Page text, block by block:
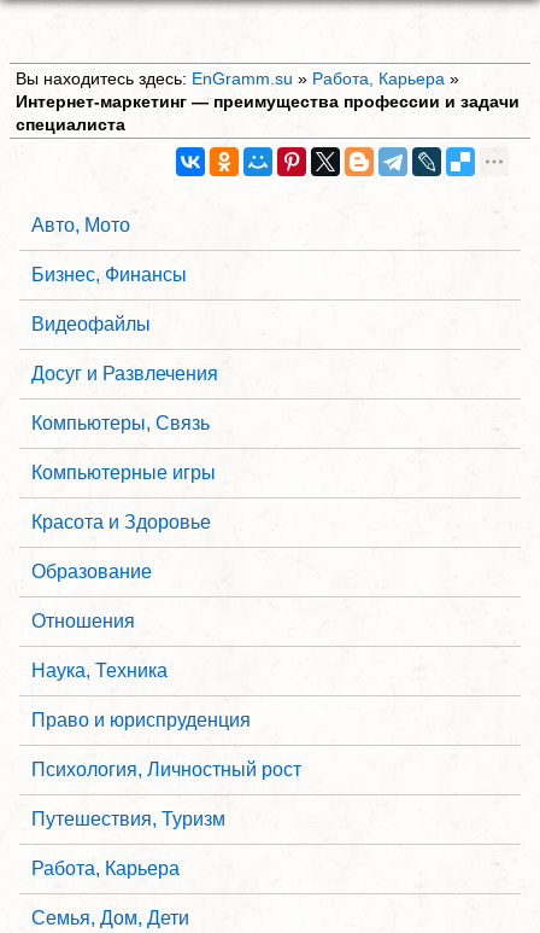
Вы находитесь здесь: EnGramm.su » Работа, Карьера »
Интернет-маркетинг — преимущества профессии и задачи
специалиста
Авто, Мото
Бизнес, Финансы
Видеофайлы
Досуг и Развлечения
Компьютеры, Связь
Компьютерные игры
Красота и Здоровье
Образование
Отношения
Наука, Техника
Право и юриспруденция
Психология, Личностный рост
Путешествия, Туризм
Работа, Карьера
Семья, Дом, Дети